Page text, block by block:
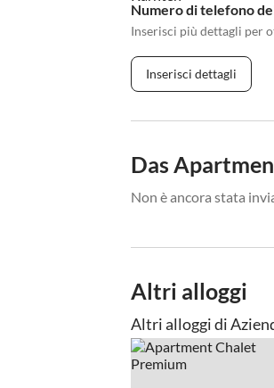
Numero di telefono
Inserisci più dettagli per
Inserisci dettagli
Das
Non è ancora stata
Altri alloggi
Altri alloggi di